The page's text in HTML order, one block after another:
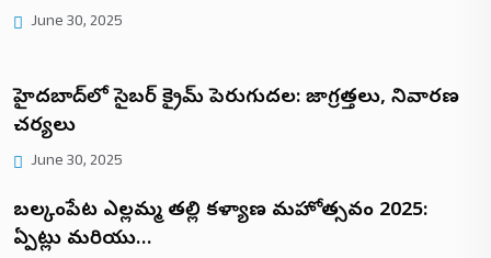
June 30, 2025
హైదరాబాద్‌లో సైబర్ క్రైమ్ పెరుగుదల: జాగ్రత్తలు, నివారణ
చర్యలు
June 30, 2025
బల్కంపేట ఎల్లమ్మ తల్లి కళ్యాణ మహోత్సవం 2025:
ఏర్పాట్లు మరియు…